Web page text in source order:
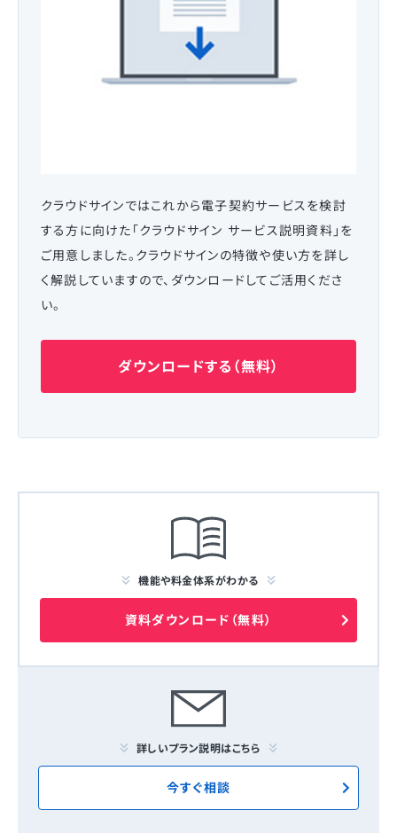
クラウドサインではこれから電子契約サービスを検討
する方に向けた「クラウドサイン サービス説明資料」を
ご用意しました。クラウドサインの特徴や使い方を詳し
く解説していますので、ダウンロードしてご活用くださ
い。
ダウンロードする（無料）
機能や料金体系がわかる
資料ダウンロード（無料）
詳しいプラン説明はこちら
今すぐ相談